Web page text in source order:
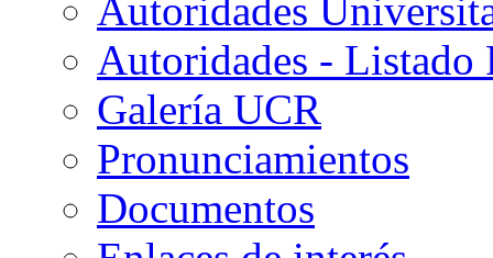
Autoridades
Autoridades - Listado
Galería UCR
Pronunciamientos
Documentos